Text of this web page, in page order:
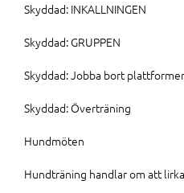
Skyddad: INKALLNINGEN
Skyddad: GRUPPEN
Skyddad: Jobba bort
Skyddad: Överträning
Hundmöten
Hundträning handlar om att lirka